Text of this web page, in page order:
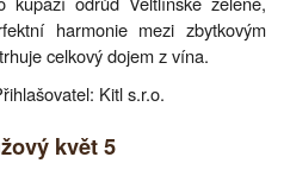
harmonie mezi zbytkovým
celkový dojem z vína.
Kitl s.r.o.
květ 5